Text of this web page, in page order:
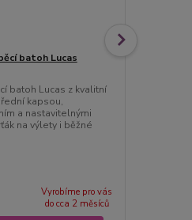
batoh Lucas
batoh Lucas z kvalitní
kapsou,
a nastavitelnými
na výlety i běžné
Vyrobíme pro vás
do cca 2 měsíců